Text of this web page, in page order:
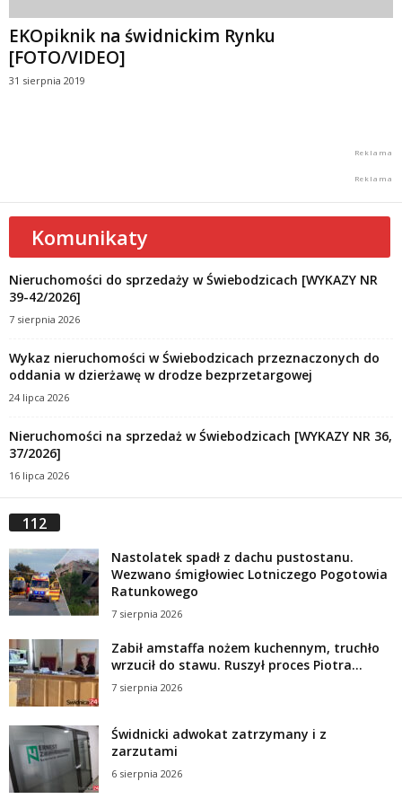
EKOpiknik na świdnickim Rynku
[FOTO/VIDEO]
31 sierpnia 2019
Komunikaty
Nieruchomości do sprzedaży w Świebodzicach [WYKAZY NR
39-42/2026]
7 sierpnia 2026
Wykaz nieruchomości w Świebodzicach przeznaczonych do
oddania w dzierżawę w drodze bezprzetargowej
24 lipca 2026
Nieruchomości na sprzedaż w Świebodzicach [WYKAZY NR 36,
37/2026]
16 lipca 2026
112
Nastolatek spadł z dachu pustostanu.
Wezwano śmigłowiec Lotniczego Pogotowia
Ratunkowego
7 sierpnia 2026
Zabił amstaffa nożem kuchennym, truchło
wrzucił do stawu. Ruszył proces Piotra...
7 sierpnia 2026
Świdnicki adwokat zatrzymany i z
zarzutami
6 sierpnia 2026